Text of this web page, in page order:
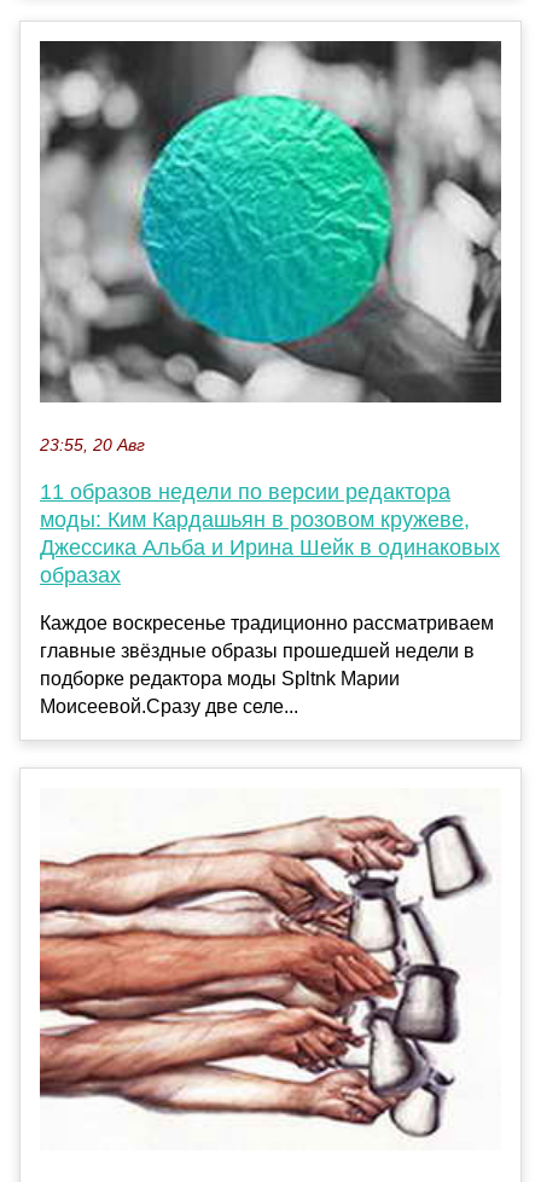
23:55, 20 Авг
11 образов недели по версии редактора
моды: Ким Кардашьян в розовом кружеве,
Джессика Альба и Ирина Шейк в одинаковых
образах
Каждое воскресенье традиционно рассматриваем
главные звёздные образы прошедшей недели в
подборке редактора моды Spltnk Марии
Моисеевой.Сразу две селе...